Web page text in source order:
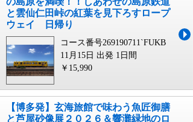
と雲仙仁田峠の紅葉を見下ろすロープ
ウェイ 日帰り
コース番号269190711`FUKB
11月15日 出発 1日間
￥15,990
【博多発】玄海旅館で味わう魚匠御膳
と芦屋砂像展２０２６＆響灘緑地のロ